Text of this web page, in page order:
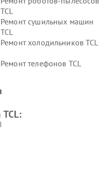
TCL
Ремонт сушильных машин
TCL
Ремонт холодильников TCL
Ремонт телефонов TCL
TCL: